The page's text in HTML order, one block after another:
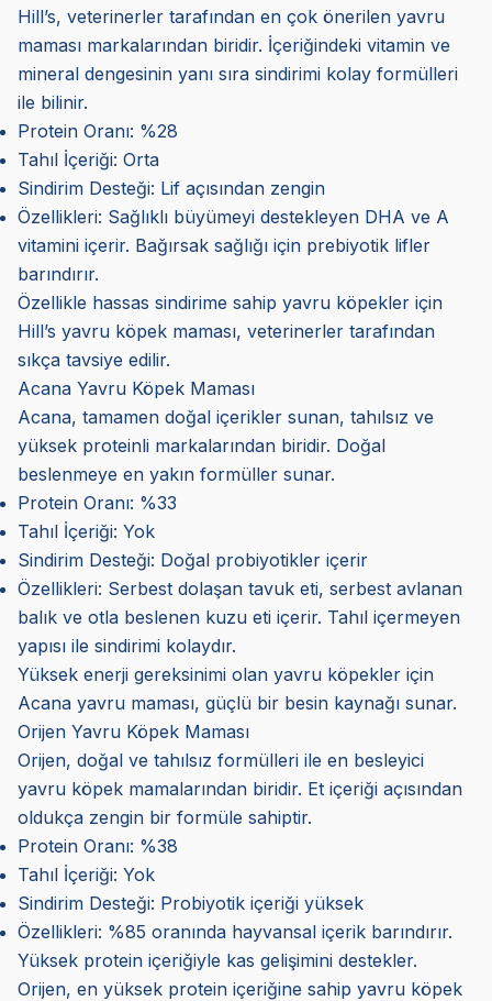
Hill’s, veterinerler tarafından en çok önerilen yavru
maması markalarından biridir. İçeriğindeki vitamin ve
mineral dengesinin yanı sıra sindirimi kolay formülleri
ile bilinir.
Protein Oranı: %28
Tahıl İçeriği: Orta
Sindirim Desteği: Lif açısından zengin
Özellikleri: Sağlıklı büyümeyi destekleyen DHA ve A
vitamini içerir. Bağırsak sağlığı için prebiyotik lifler
barındırır.
Özellikle hassas sindirime sahip yavru köpekler için
Hill’s yavru köpek maması, veterinerler tarafından
sıkça tavsiye edilir.
Acana Yavru Köpek Maması
Acana, tamamen doğal içerikler sunan, tahılsız ve
yüksek proteinli markalarından biridir. Doğal
beslenmeye en yakın formüller sunar.
Protein Oranı: %33
Tahıl İçeriği: Yok
Sindirim Desteği: Doğal probiyotikler içerir
Özellikleri: Serbest dolaşan tavuk eti, serbest avlanan
balık ve otla beslenen kuzu eti içerir. Tahıl içermeyen
yapısı ile sindirimi kolaydır.
Yüksek enerji gereksinimi olan yavru köpekler için
Acana yavru maması, güçlü bir besin kaynağı sunar.
Orijen Yavru Köpek Maması
Orijen, doğal ve tahılsız formülleri ile en besleyici
yavru köpek mamalarından biridir. Et içeriği açısından
oldukça zengin bir formüle sahiptir.
Protein Oranı: %38
Tahıl İçeriği: Yok
Sindirim Desteği: Probiyotik içeriği yüksek
Özellikleri: %85 oranında hayvansal içerik barındırır.
Yüksek protein içeriğiyle kas gelişimini destekler.
Orijen, en yüksek protein içeriğine sahip yavru köpek